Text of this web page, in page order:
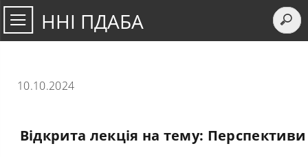
ННІ ПДАБА
10.10.2024
Відкрита лекція на тему: Перспективи